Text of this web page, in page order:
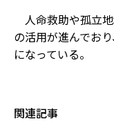
人命救助や孤立
の活用が進んでお
になっている。
関連記事